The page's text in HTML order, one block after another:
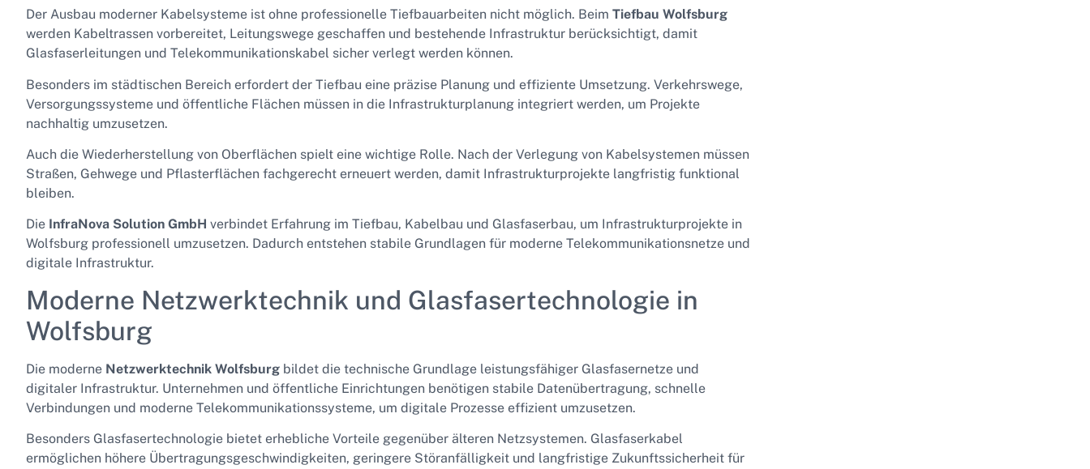
Der Ausbau moderner Kabelsysteme ist ohne professionelle Tiefbauarbeiten nicht möglich. Beim Tiefbau Wolfsburg
werden Kabeltrassen vorbereitet, Leitungswege geschaffen und bestehende Infrastruktur berücksichtigt, damit
Glasfaserleitungen und Telekommunikationskabel sicher verlegt werden können.
Besonders im städtischen Bereich erfordert der Tiefbau eine präzise Planung und effiziente Umsetzung. Verkehrswege,
Versorgungssysteme und öffentliche Flächen müssen in die Infrastrukturplanung integriert werden, um Projekte
nachhaltig umzusetzen.
Auch die Wiederherstellung von Oberflächen spielt eine wichtige Rolle. Nach der Verlegung von Kabelsystemen müssen
Straßen, Gehwege und Pflasterflächen fachgerecht erneuert werden, damit Infrastrukturprojekte langfristig funktional
bleiben.
Die InfraNova Solution GmbH verbindet Erfahrung im Tiefbau, Kabelbau und Glasfaserbau, um Infrastrukturprojekte in
Wolfsburg professionell umzusetzen. Dadurch entstehen stabile Grundlagen für moderne Telekommunikationsnetze und
digitale Infrastruktur.
Moderne Netzwerktechnik und Glasfasertechnologie in
Wolfsburg
Die moderne Netzwerktechnik Wolfsburg bildet die technische Grundlage leistungsfähiger Glasfasernetze und
digitaler Infrastruktur. Unternehmen und öffentliche Einrichtungen benötigen stabile Datenübertragung, schnelle
Verbindungen und moderne Telekommunikationssysteme, um digitale Prozesse effizient umzusetzen.
Besonders Glasfasertechnologie bietet erhebliche Vorteile gegenüber älteren Netzsystemen. Glasfaserkabel
ermöglichen höhere Übertragungsgeschwindigkeiten, geringere Störanfälligkeit und langfristige Zukunftssicherheit für